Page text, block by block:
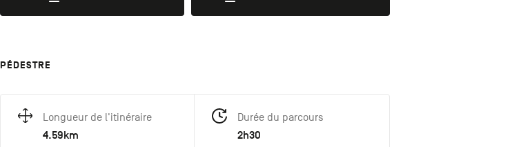
PÉDESTRE
Longueur de l'itinéraire
4.59km
Durée du parcours
2h30